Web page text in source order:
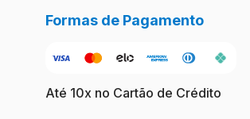
Formas de Pagamento
Até 10x no Cartão de Crédito